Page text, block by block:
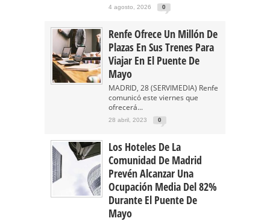
4 agosto, 2026 0
Renfe Ofrece Un Millón De
Plazas En Sus Trenes Para
Viajar En El Puente De
Mayo
MADRID, 28 (SERVIMEDIA) Renfe
comunicó este viernes que
ofrecerá...
28 abril, 2023 0
Los Hoteles De La
Comunidad De Madrid
Prevén Alcanzar Una
Ocupación Media Del 82%
Durante El Puente De
Mayo